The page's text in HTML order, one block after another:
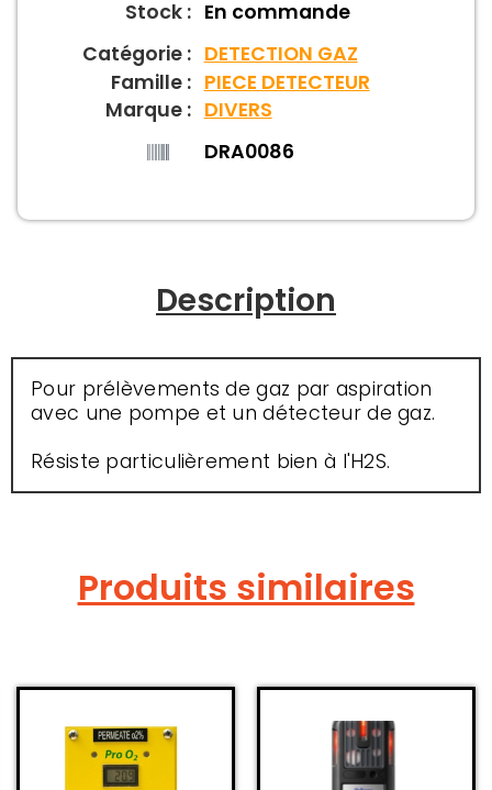
Stock : En commande
Catégorie : DETECTION GAZ
Famille : PIECE DETECTEUR
Marque : DIVERS
DRA0086
Description
Pour prélèvements de gaz par aspiration
avec une pompe et un détecteur de gaz.
Résiste particulièrement bien à l'H2S.
Produits similaires